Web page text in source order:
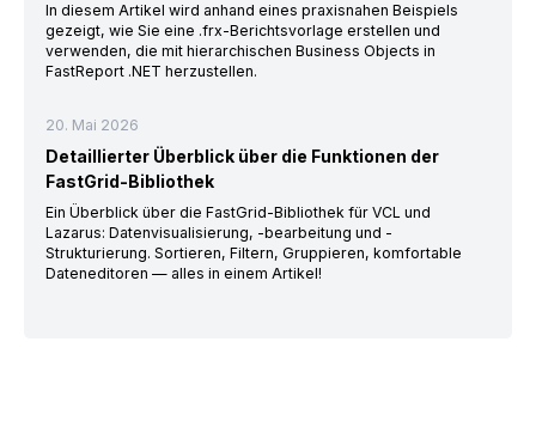
In diesem Artikel wird anhand eines praxisnahen Beispiels
gezeigt, wie Sie eine .frx-Berichtsvorlage erstellen und
verwenden, die mit hierarchischen Business Objects in
FastReport .NET herzustellen.
20. Mai 2026
Detaillierter Überblick über die Funktionen der
FastGrid-Bibliothek
Ein Überblick über die FastGrid-Bibliothek für VCL und
Lazarus: Datenvisualisierung, -bearbeitung und -
Strukturierung. Sortieren, Filtern, Gruppieren, komfortable
Dateneditoren — alles in einem Artikel!